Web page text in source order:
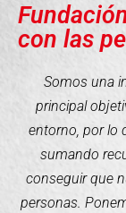
con las
Somos una
principal
entorno, por lo
sumando
conseguir que
personas.